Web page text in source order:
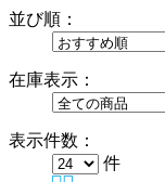
並び順：
在庫表示：
表示件数：
件